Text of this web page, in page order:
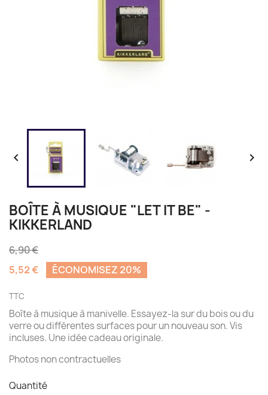
 
BOÎTE À MUSIQUE "LET IT BE" -
KIKKERLAND
6,90 €
5,52 €
ÉCONOMISEZ 20%
TTC
Boîte à musique à manivelle. Essayez-la sur du bois ou du
verre ou différentes surfaces pour un nouveau son. Vis
incluses. Une idée cadeau originale.
Photos non contractuelles
Quantité